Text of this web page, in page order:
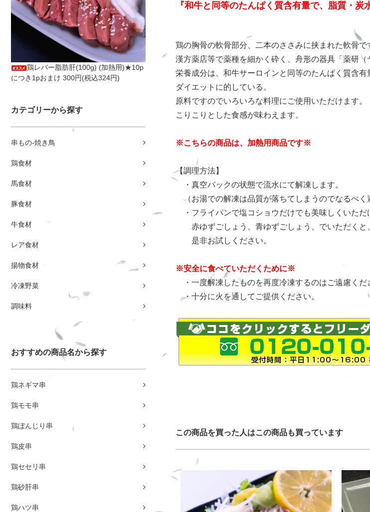
鶏レバー脂肪肝(100g) (加熱用)★10p
につき1pおまけ 300円(税込324円)
カテゴリーから探す
串もの-焼き鳥
鶏食材
馬食材
豚食材
牛食材
レア食材
揚物食材
冷凍野菜
調味料
おすすめの商品名から探す
鶏ネギマ串
鶏モモ串
鶏ぼんじり串
鶏皮串
鶏セセリ串
鶏砂肝串
鶏ハツ串
『和牛と同等のたんぱく質含有量で、脂質・炭
鶏の胸骨の軟骨部分、二本のささみに挟まれた軟骨で
漢方薬店等で薬種を細かく砕く、舟形の器具「薬研
栄養成分は、和牛サーロインと同等のたんぱく質含
ダイエットに的している。
原料ですのでいろいろな料理にご使用いただけます。
こりこりとした食感が味わえます。
※こちらの商品は、加熱用商品です※
【調理方法】
・真空パックの状態で流水にて解凍します。
（お湯での解凍は品質が落ちてしまうのでなるべく
・フライパンで塩コショウだけでも美味しくいただ
赤ゆずごしょう、青ゆずごしょう、でいただくと
是非お試しください。
※安全に食べていただくために※
・一度解凍したものを再度冷凍するのはご遠慮くだ
・十分に火を通してご提供ください。
この商品を買った人はこの商品も買っています